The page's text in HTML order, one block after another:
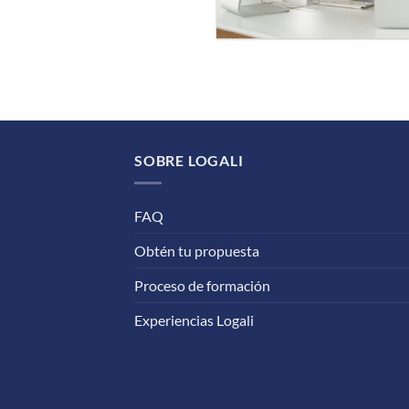
SOBRE LOGALI
FAQ
Obtén tu propuesta
Proceso de formación
Experiencias Logali